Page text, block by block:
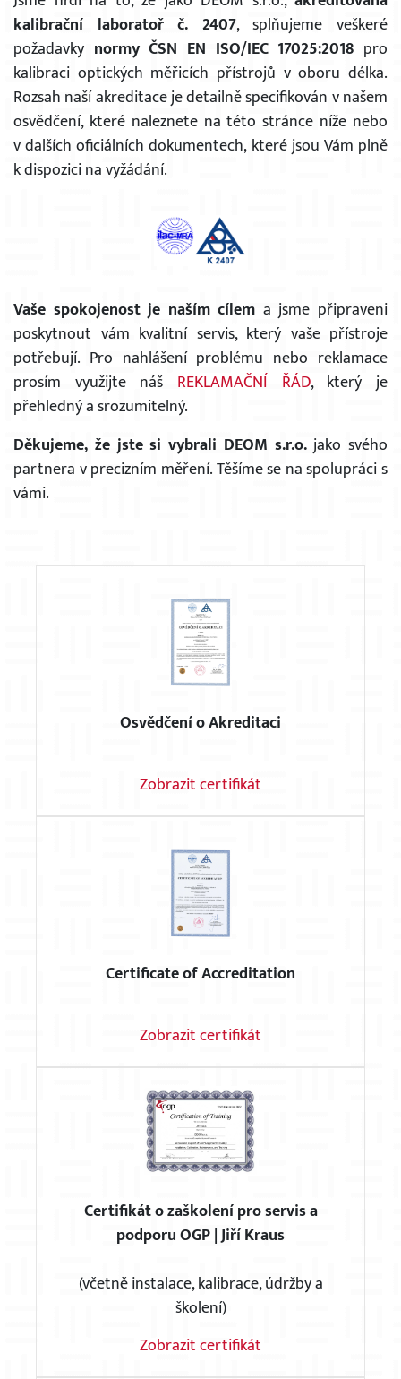
kalibrační laboratoř č. 2407, splňujeme veškeré
požadavky normy ČSN EN ISO/IEC 17025:2018 pro
kalibraci optických měřicích přístrojů v oboru délka.
Rozsah naší akreditace je detailně specifikován v našem
osvědčení, které naleznete na této stránce níže nebo
v dalších oficiálních dokumentech, které jsou Vám plně
k dispozici na vyžádání.
Vaše spokojenost je naším cílem a jsme připraveni
poskytnout vám kvalitní servis, který vaše přístroje
potřebují. Pro nahlášení problému nebo reklamace
prosím využijte náš REKLAMAČNÍ ŘÁD, který je
přehledný a srozumitelný.
Děkujeme, že jste si vybrali DEOM s.r.o.jako svého
partnera v precizním měření. Těšíme se na spolupráci s
vámi.
Osvědčení o Akreditaci
Zobrazit certifikát
Certificate of Accreditation
Zobrazit certifikát
Certifikát o zaškolení pro servis a
podporu OGP | Jiří Kraus
(včetně instalace, kalibrace, údržby a
školení)
Zobrazit certifikát